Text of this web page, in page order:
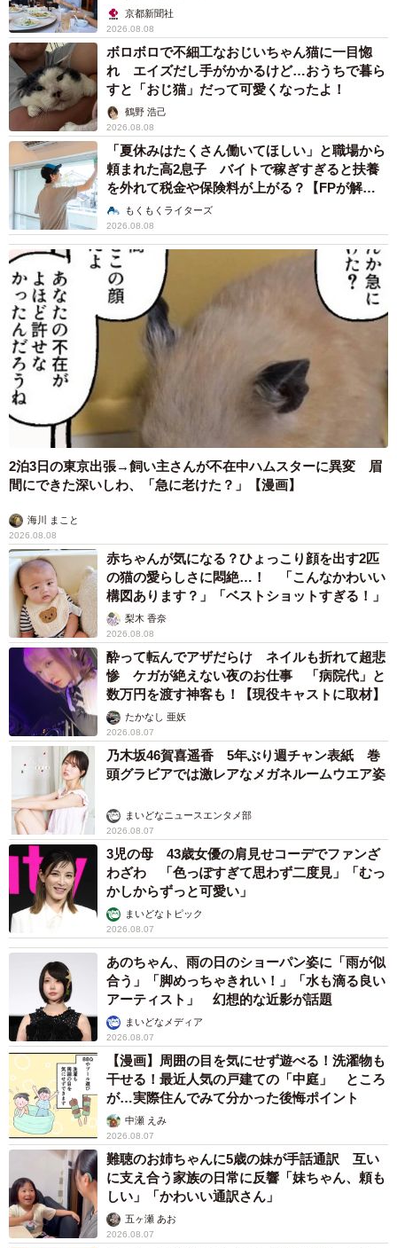
4/23
お迎え初日、生後3カ月のとき。ウェットフードを食べるれんれんくん
（画像提供：キジあにゃさん）
初めての食事も、かなりの迫力だったそう。
「『食べたことあるかな？ よかったらどうぞ？』ってウェ
ットフードを出したら、ガウガウ唸りながら食べ始めて…
お尻の匂いをかがれても気にせず（笑）」
そして寝る場所を探していたれんれんくんは、ふかふかし
た場所を見つけて「ここ！ ふわふわ！ ここで寝ます！」と
当然のように横になるものの、またしても姉猫に「そこは
私の場所よ！」と怒られてしまったとか。
「きっと、保護されるまで厳しい状況だったんだろうと思
います。『何日も前から猫がいる』と通報されて、ようや
くグッタリしたところを捕獲されたと聞きましたから。れ
んれん自身も『最初が肝心！ 舐められたらダメ！』って、
気を張っていたのかもしれません」
そして迎えた初めての夜。れんれんくんが選んだ寝床
は…。
「なんと私の枕元！あっという間に、私たちはれんれんの
虜になっていました」
遊び相手に…と思いきや、やんちゃな子が増えた
だけ！？
京都新聞社
2026.08.08
ボロボロで不細工なおじいちゃん猫に一目惚
れ エイズだし手がかかるけど…おうちで暮ら
すと「おじ猫」だって可愛くなったよ！
鶴野 浩己
2026.08.08
「夏休みはたくさん働いてほしい」と職場から
頼まれた高2息子 バイトで稼ぎすぎると扶養
を外れて税金や保険料が上がる？【FPが解
説】もくもくライターズ
2026.08.08
2泊3日の東京出張→飼い主さんが不在中ハムスターに異変 眉
間にできた深いしわ、「急に老けた？」【漫画】
海川 まこと
2026.08.08
赤ちゃんが気になる？ひょっこり顔を出す2匹
の猫の愛らしさに悶絶…！ 「こんなかわいい
構図あります？」「ベストショットすぎる！」
梨木 香奈
2026.08.08
酔って転んでアザだらけ ネイルも折れて超悲
惨 ケガが絶えない夜のお仕事 「病院代」と
数万円を渡す神客も！【現役キャストに取材】
たかなし 亜妖
2026.08.07
乃木坂46賀喜遥香 5年ぶり週チャン表紙 巻
頭グラビアでは激レアなメガネルームウエア姿
まいどなニュースエンタメ部
2026.08.07
3児の母 43歳女優の肩見せコーデでファンざ
わざわ 「色っぽすぎて思わず二度見」「むっ
かしからずっと可愛い」
まいどなトピック
2026.08.07
あのちゃん、雨の日のショーパン姿に「雨が似
合う」「脚めっちゃきれい！」「水も滴る良い
アーティスト」 幻想的な近影が話題
まいどなメディア
2026.08.07
【漫画】周囲の目を気にせず遊べる！洗濯物も
干せる！最近人気の戸建ての「中庭」 ところ
が…実際住んでみて分かった後悔ポイント
中瀬 えみ
2026.08.07
難聴のお姉ちゃんに5歳の妹が手話通訳 互い
に支え合う家族の日常に反響「妹ちゃん、頼も
しい」「かわいい通訳さん」
五ヶ瀬 あお
2026.08.07